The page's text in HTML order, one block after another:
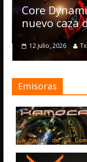
Core
nuevo caza
12 julio, 2026
Emisoras